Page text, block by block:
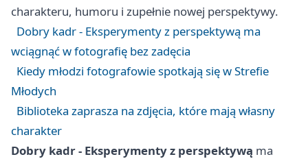
charakteru, humoru i zupełnie nowej perspektywy.
Dobry kadr - Eksperymenty z perspektywą ma
wciągnąć w fotografię bez zadęcia
Kiedy młodzi fotografowie spotkają się w Strefie
Młodych
Biblioteka zaprasza na zdjęcia, które mają własny
charakter
Dobry kadr - Eksperymenty z perspektywą ma